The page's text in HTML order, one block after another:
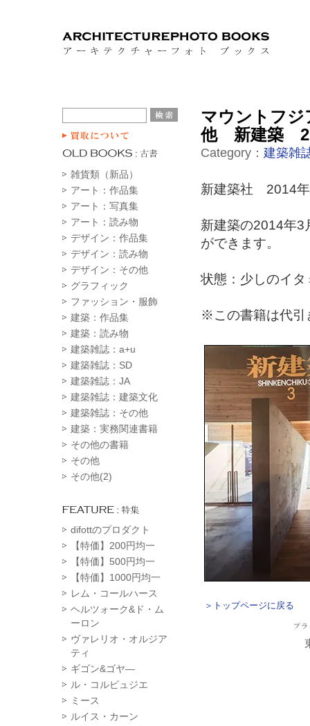
雑貨類（新品）
アート：作品集
アート：写真集
アート：読み物
デザイン：作品集
デザイン：読み物
デザイン：その他
グラフィック
ファッション・服飾
建築：作品集
建築：読み物
建築雑誌：a+u
建築雑誌：SD
建築雑誌：JA
建築雑誌：建築文化
建築雑誌：その他
建築：実務関連書籍
その他の書籍
その他
その他(2)
difottのプロダクト
【特価】200円均一
【特価】500円均一
【特価】1000円均一
レム・コールハース
ヘルツォーク&ド・ム
ーロン
ヴァレリオ・オルジア
ティ
ギゴン&ゴヤ―
ル・コルビュジエ
ミース
ルイス・カーン
マウントフジ
他 新建築
Category： 建築雑
新建築社 2014年
新建築の2014年3
ができます。
状態：少しのイ
※この書籍は代引
＞トップページに戻る